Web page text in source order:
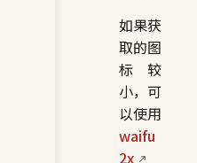
如果获
取的图
标较
小，可
以使用
waifu
2x